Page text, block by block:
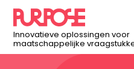
Innovatieve oplossingen voor
maatschappelijke